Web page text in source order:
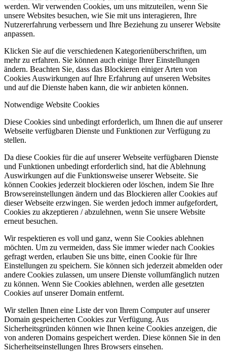
werden. Wir verwenden Cookies, um uns mitzuteilen, wenn Sie
unsere Websites besuchen, wie Sie mit uns interagieren, Ihre
Nutzererfahrung verbessern und Ihre Beziehung zu unserer Website
anpassen.
Klicken Sie auf die verschiedenen Kategorienüberschriften, um
mehr zu erfahren. Sie können auch einige Ihrer Einstellungen
ändern. Beachten Sie, dass das Blockieren einiger Arten von
Cookies Auswirkungen auf Ihre Erfahrung auf unseren Websites
und auf die Dienste haben kann, die wir anbieten können.
Notwendige Website Cookies
Diese Cookies sind unbedingt erforderlich, um Ihnen die auf unserer
Webseite verfügbaren Dienste und Funktionen zur Verfügung zu
stellen.
Da diese Cookies für die auf unserer Webseite verfügbaren Dienste
und Funktionen unbedingt erforderlich sind, hat die Ablehnung
Auswirkungen auf die Funktionsweise unserer Webseite. Sie
können Cookies jederzeit blockieren oder löschen, indem Sie Ihre
Browsereinstellungen ändern und das Blockieren aller Cookies auf
dieser Webseite erzwingen. Sie werden jedoch immer aufgefordert,
Cookies zu akzeptieren / abzulehnen, wenn Sie unsere Website
erneut besuchen.
Wir respektieren es voll und ganz, wenn Sie Cookies ablehnen
möchten. Um zu vermeiden, dass Sie immer wieder nach Cookies
gefragt werden, erlauben Sie uns bitte, einen Cookie für Ihre
Einstellungen zu speichern. Sie können sich jederzeit abmelden oder
andere Cookies zulassen, um unsere Dienste vollumfänglich nutzen
zu können. Wenn Sie Cookies ablehnen, werden alle gesetzten
Cookies auf unserer Domain entfernt.
Wir stellen Ihnen eine Liste der von Ihrem Computer auf unserer
Domain gespeicherten Cookies zur Verfügung. Aus
Sicherheitsgründen können wie Ihnen keine Cookies anzeigen, die
von anderen Domains gespeichert werden. Diese können Sie in den
Sicherheitseinstellungen Ihres Browsers einsehen.